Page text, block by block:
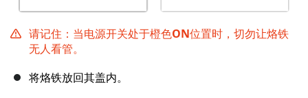
请记住：当电源开关处于橙色ON位置时，切勿让烙铁
无人看管。
将烙铁放回其盖内。